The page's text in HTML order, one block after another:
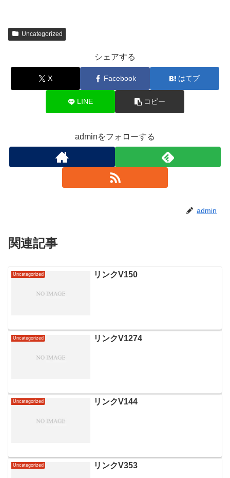
Uncategorized
シェアする
X Facebook はてブ
LINE コピー
adminをフォローする
admin
関連記事
Uncategorized リンクV150
Uncategorized リンクV1274
Uncategorized リンクV144
Uncategorized リンクV353